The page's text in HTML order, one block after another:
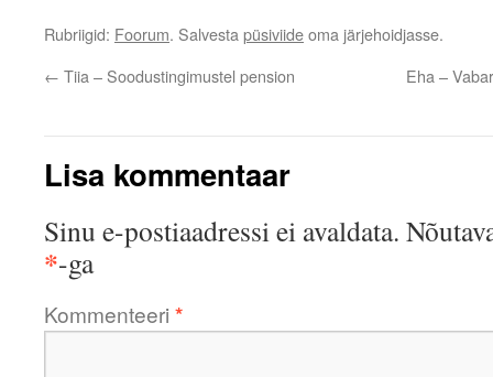
Rubriigid: Foorum. Salvesta püsiviideoma järjehoidjasse.
← Tiia – Soodustingimustel pension Eha –
Lisa kommentaar
Sinu e-postiaadressi ei avaldata.
*-ga
Kommenteeri *